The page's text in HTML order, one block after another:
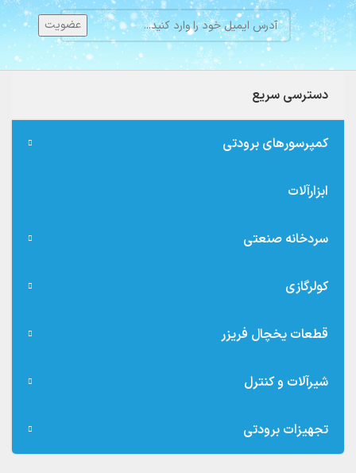
دسترسی سریع
کمپرسورهای برودتی
ابزارآلات
سردخانه صنعتی
کولرگازی
قطعات یخچال فریزر
شیرآلات و کنترل
تجهیزات برودتی